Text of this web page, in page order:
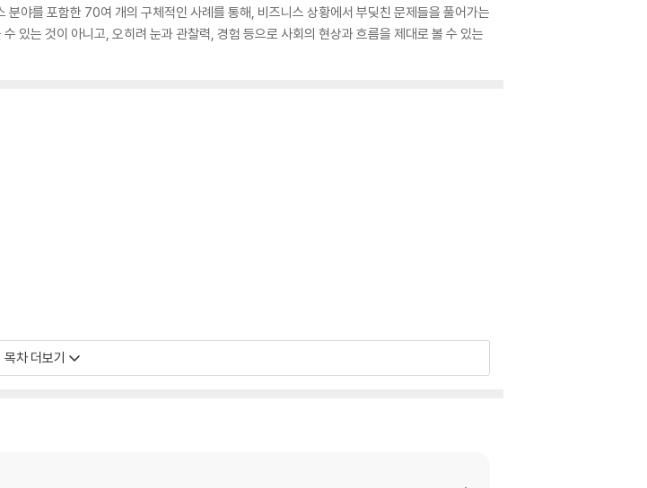
분야를 포함한 70여 개의 구체적인 사례를 통해, 비즈니스 상황에서 부딪친 문제들을 풀어가는
있는 것이 아니고, 오히려 눈과 관찰력, 경험 등으로 사회의 현상과 흐름을 제대로 볼 수 있는
목차 더보기